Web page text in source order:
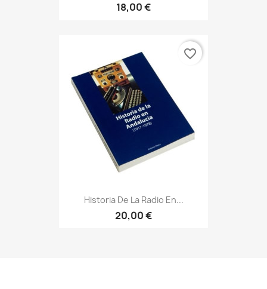
18,00 €
Historia De La Radio En...
20,00 €
favorite_border